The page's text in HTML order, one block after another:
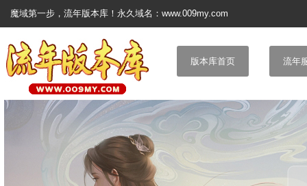
魔域第一步，流年版本库！永久域名：www.009my.com
版本库首页 流年